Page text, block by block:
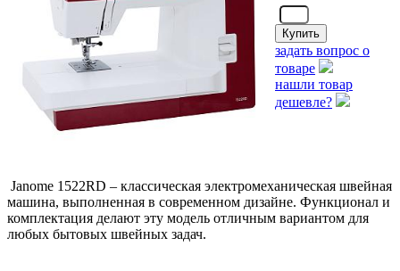
задать вопрос о
товаре
нашли товар
дешевле?
Janome 1522RD – классическая электромеханическая швейная
машина, выполненная в современном дизайне. Функционал и
комплектация делают эту модель отличным вариантом для
любых бытовых швейных задач.